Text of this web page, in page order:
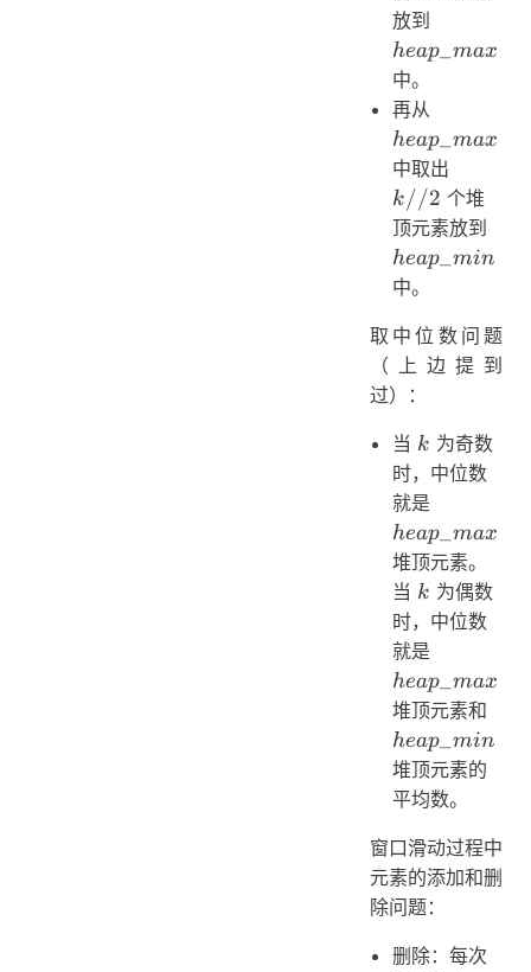
放到
heap max
中。
再从
heap max
中取出
//
2
k//2 个堆
顶元素放到
heap min
中。
取中位数问题
（上边提到
过）：
当 k
k 为奇数
时，中位数
就是
heap max
堆顶元素。
当 k
k 为偶数
时，中位数
就是
heap max
堆顶元素和
heap min
堆顶元素的
平均数。
窗口滑动过程中
元素的添加和删
除问题：
删除：每次